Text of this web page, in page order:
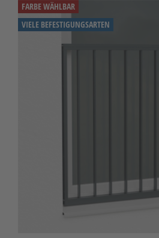
FARBE WÄHLBAR
VIELE BEFESTIGUNGSARTEN